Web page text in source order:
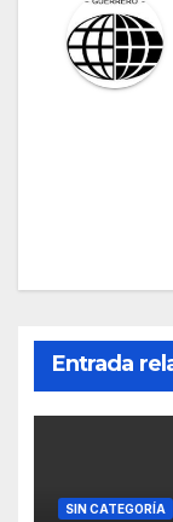
Entrada
SIN CATEGORÍA